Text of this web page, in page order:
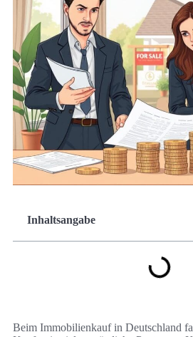
Inhaltsangabe
Beim Immobilienkauf in Deutschland